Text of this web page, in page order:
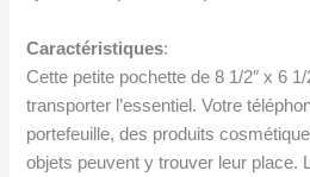
Caractéristiques:
Cette petite pochette de 8 1/2″ x 6
transporter l’essentiel. Votre
portefeuille, des produits
objets peuvent y trouver leur place.